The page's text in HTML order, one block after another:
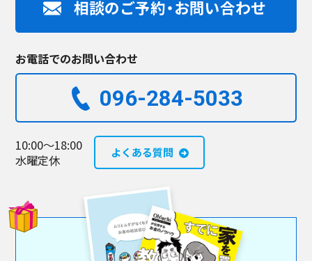
相談のご予約・お問い合わせ
お電話でのお問い合わせ
096-284-5033​
10:00～18:00
水曜定休
よくある質問